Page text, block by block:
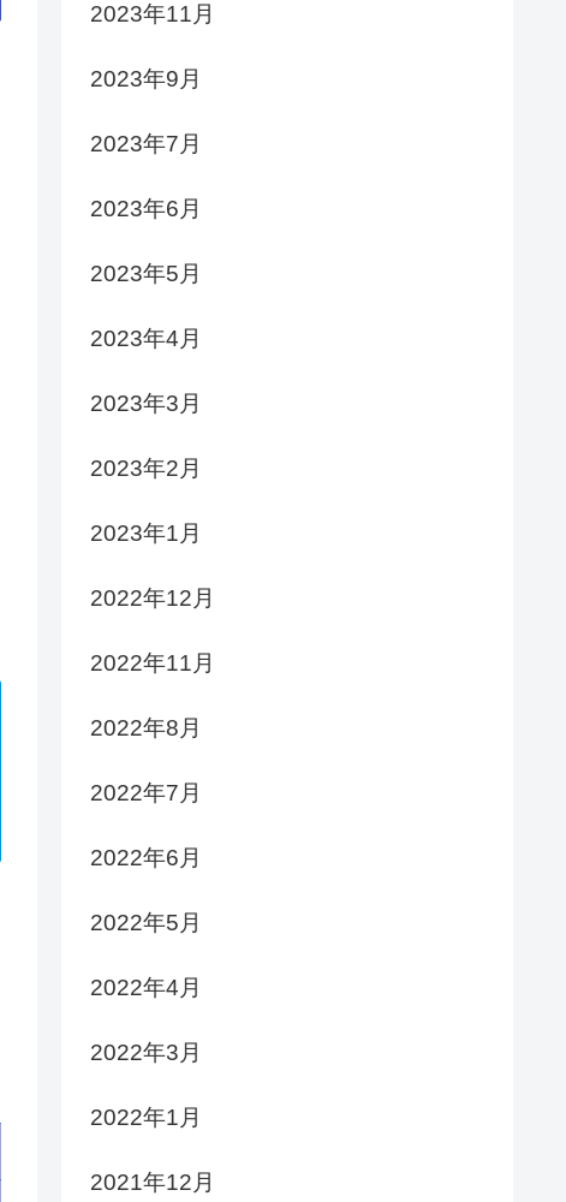
2023年11月
2023年9月
2023年7月
2023年6月
2023年5月
2023年4月
2023年3月
2023年2月
2023年1月
2022年12月
2022年11月
2022年8月
2022年7月
2022年6月
2022年5月
2022年4月
2022年3月
2022年1月
2021年12月